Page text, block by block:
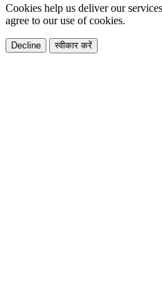
Cookies help us deliver our
agree to our use of cookies.
Decline स्वीकार करें